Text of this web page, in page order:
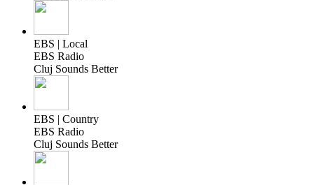
EBS | Local
EBS Radio
Cluj Sounds Better
EBS | Country
EBS Radio
Cluj Sounds Better